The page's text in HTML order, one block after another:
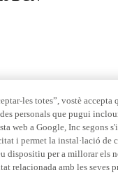
les totes”, vostè accepta
personals que pugui
web a Google, Inc segons
i permet la instal·lació de
dispositiu per a millorar els
relacionada amb les seves